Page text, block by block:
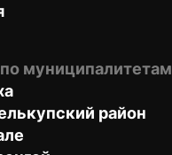
муниципалитетам
район